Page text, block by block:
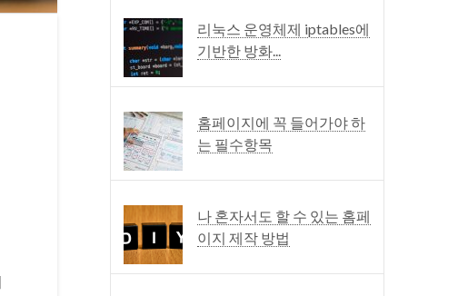
리눅스 운영체제 iptables에
기반한 방화...
홈페이지에 꼭 들어가야 하
는 필수항목
나 혼자서도 할 수 있는 홈페
이지 제작 방법